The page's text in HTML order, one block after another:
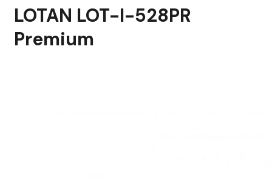
LOTAN LOT-I-528PR
Premium